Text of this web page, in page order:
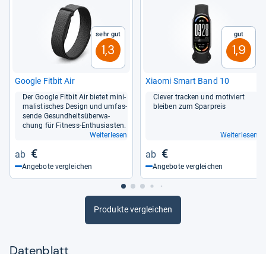
Sehr gut
1,3
Goo­gle Fit­bit Air
Der Goo­gle Fit­bit Air bie­tet mini­
ma­lis­ti­sches Design und umfas­
sende Gesund­heits­über­wa­
chung für Fit­ness-​Enthu­sias­ten.
Weiterlesen
€
Angebote vergleichen
Gut
1,9
Xiaomi Smart Band 10
Cle­ver tra­cken und moti­viert
blei­ben zum Spar­preis
Weiterlesen
€
Angebote vergleichen
Produkte vergleichen
Datenblatt